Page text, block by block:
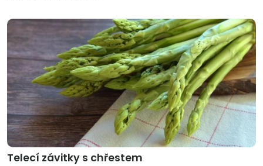
Telecí závitky s chřestem